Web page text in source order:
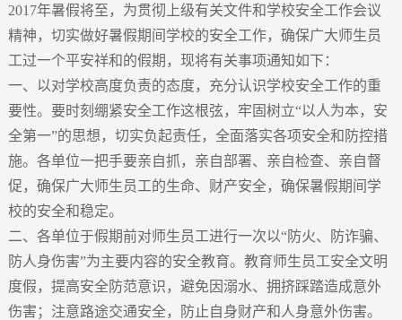
2017年暑假将至，为贯彻上级有关文件和学校安全工作会议
精神，切实做好暑假期间学校的安全工作，确保广大师生员
工过一个平安祥和的假期，现将有关事项通知如下：
一、以对学校高度负责的态度，充分认识学校安全工作的重
要性。要时刻绷紧安全工作这根弦，牢固树立“以人为本，安
全第一”的思想，切实负起责任，全面落实各项安全和防控措
施。各单位一把手要亲自抓，亲自部署、亲自检查、亲自督
促，确保广大师生员工的生命、财产安全，确保暑假期间学
校的安全和稳定。
二、各单位于假期前对师生员工进行一次以“防火、防诈骗、
防人身伤害”为主要内容的安全教育。教育师生员工安全文明
度假，提高安全防范意识，避免因溺水、拥挤踩踏造成意外
伤害；注意路途交通安全，防止自身财产和人身意外伤害。